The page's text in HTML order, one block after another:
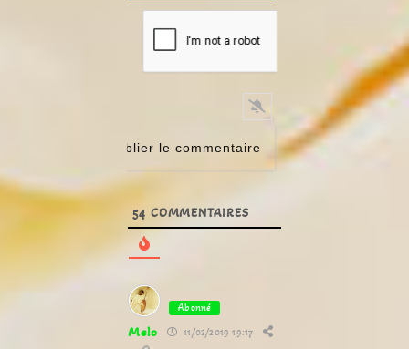
54 COMMENTAIRES
Abonné
Melo 11/02/2019 19:17